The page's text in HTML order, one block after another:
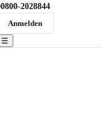
0800-2028844
Anmelden
☰